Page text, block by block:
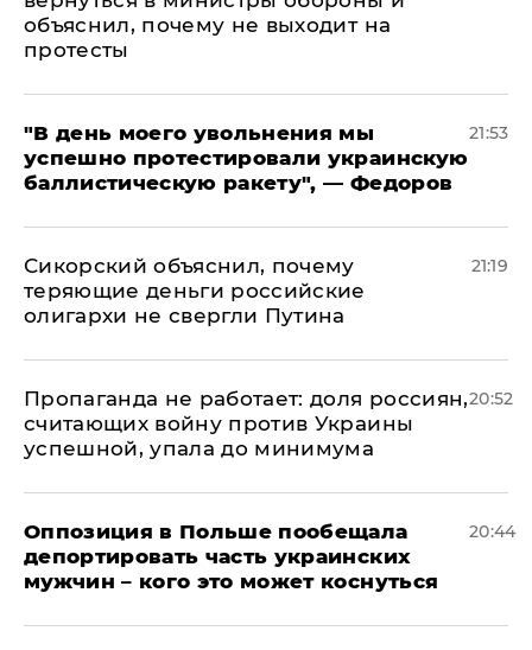
объяснил, почему не выходит на
протесты
​"В день моего увольнения мы
успешно протестировали украинскую
баллистическую ракету", — Федоров
21:53
Сикорский объяснил, почему
теряющие деньги российские
олигархи не свергли Путина
21:19
​Пропаганда не работает: доля россиян,
считающих войну против Украины
успешной, упала до минимума
20:52
Оппозиция в Польше пообещала
депортировать часть украинских
мужчин – кого это может коснуться
20:44